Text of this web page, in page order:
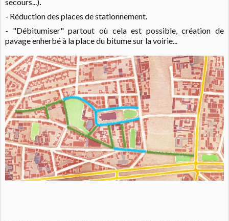
- Réduction des places de stationnement.
- "Débitumiser" partout où cela est possible, création de
pavage enherbé à la place du bitume sur la voirie...